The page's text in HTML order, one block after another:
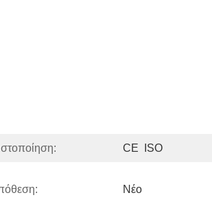
CE  ISO
Νέο